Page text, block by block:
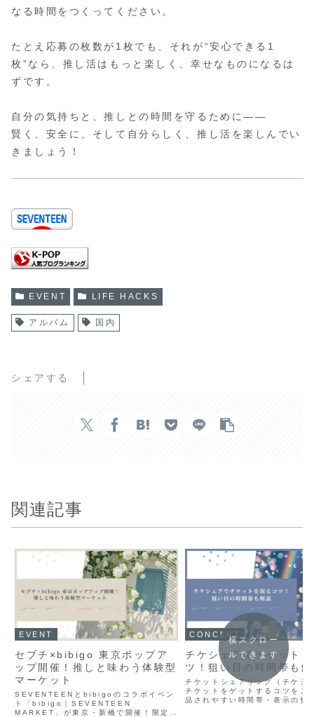
なる時間をつくってください。
たとえ応募の枚数が1枚でも、それが“安心できる1
枚”なら、推し活はもっと楽しく、幸せなものになるは
ずです。
自分の気持ちと、推しとの時間を守るために――
賢く、安全に、そして自分らしく、推し活を楽しんでい
きましょう！
EVENT LIFE HACKS
アルバム 国内
シェアする
関連記事
EVENT
セブチ×bibigo 東京ポップア
ップ開催！推しと味わう体験型
マーケット
SEVENTEENとbibigoのコラボイベン
ト「bibigo｜SEVENTEEN
MARKET」が東京・新橋で開催！限定特
CONCERT
チケシェアでチケット
ツ！狙い目の時間帯も
チケットシェアリング（チケシ
チケットをゲットするコツをご
品されやすい時間帯・表示の切
横スクロー
ルできます